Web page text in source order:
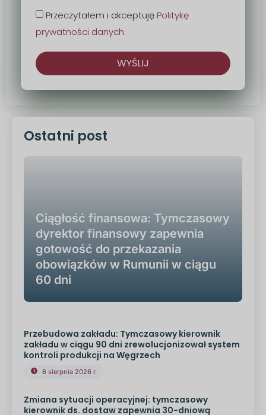
Przeczytałem i akceptuję Politykę
prywatności danych.
WYŚLIJ
Ostatni post
Ciągłość finansowa: Tymczasowy
dyrektor finansowy zapewnia
gotowość do przekazania
obowiązków w Rumunii w ciągu
60 dni
Przebudowa zakładu: Tymczasowy kierownik
zakładu w ciągu 90 dni zrewolucjonizował system
kontroli produkcji na Węgrzech
6 sierpnia 2026 r.
Zmiana sytuacji operacyjnej: tymczasowy
kierownik ds. dostaw zapewnia 30-dniową